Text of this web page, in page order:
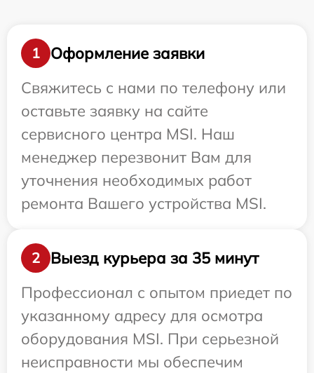
1
Оформление заявки
Свяжитесь с нами по телефону или
оставьте заявку на сайте
сервисного центра MSI. Наш
менеджер перезвонит Вам для
уточнения необходимых работ
ремонта Вашего устройства MSI.
2
Выезд курьера за 35 минут
Профессионал с опытом приедет по
указанному адресу для осмотра
оборудования MSI. При серьезной
неисправности мы обеспечим